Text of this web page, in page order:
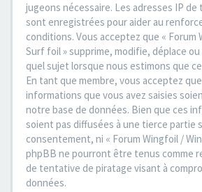
jugeons nécessaire. Les adresses IP de
sont enregistrées pour aider au
conditions. Vous acceptez que «
Surf foil » supprime, modifie, déplace
quel sujet lorsque nous estimons que
En tant que membre, vous acceptez
informations que vous avez saisies
notre base de données. Bien que ces
soient pas diffusées à une tierce partie
consentement, ni « Forum Wingfoil /
phpBB ne pourront être tenus comme
de tentative de piratage visant à
données.